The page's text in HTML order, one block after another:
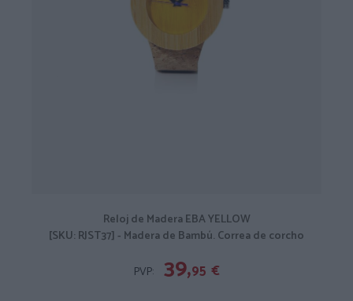
Reloj de Madera EBA YELLOW
[SKU: RJST37] - Madera de Bambú. Correa de corcho
PVP: 39,95 €